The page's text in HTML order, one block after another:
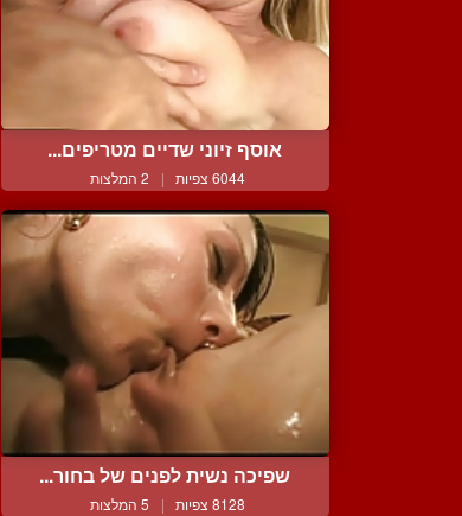
אוסף זיוני שדיים מטריפים...
6044 צפיות | 2 המלצות
שפיכה נשית לפנים של בחור...
8128 צפיות | 5 המלצות